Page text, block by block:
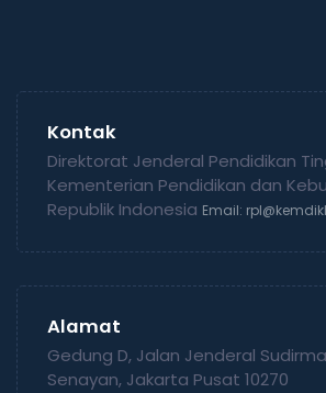
Kontak
Direktorat Jenderal Pendidikan
Kementerian Pendidikan dan
Republik Indonesia Email:
Alamat
Gedung D, Jalan Jenderal
Senayan, Jakarta Pusat 10270